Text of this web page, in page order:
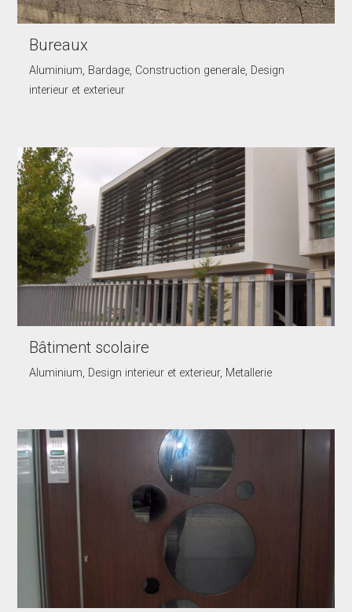
Bureaux
Aluminium, Bardage, Construction generale, Design
interieur et exterieur
Bâtiment scolaire
Aluminium, Design interieur et exterieur, Metallerie